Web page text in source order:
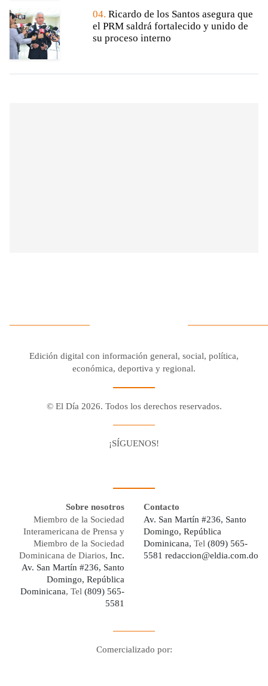
04. Ricardo de los Santos asegura que
el PRM saldrá fortalecido y unido de
su proceso interno
Edición digital con información general, social, política,
económica, deportiva y regional.
© El Día 2026. Todos los derechos reservados.
¡SÍGUENOS!
Sobre nosotros
Miembro de la Sociedad
Interamericana de Prensa y
Miembro de la Sociedad
Dominicana de Diarios, Inc.
Av. San Martín #236, Santo
Domingo, República
Dominicana, Tel (809) 565-
5581
Contacto
Av. San Martín #236, Santo
Domingo, República
Dominicana, Tel (809) 565-
5581 redaccion@eldia.com.do
Comercializado por: